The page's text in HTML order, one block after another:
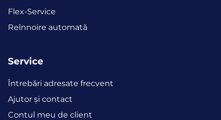
Flex-Service
Reînnoire automată
Service
Întrebări adresate frecvent
Ajutor și contact
Contul meu de client